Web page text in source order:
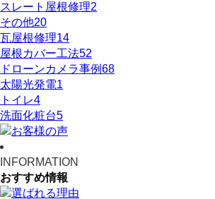
スレート屋根修理2
その他20
瓦屋根修理14
屋根カバー工法52
ドローンカメラ事例68
太陽光発電1
トイレ4
洗面化粧台5
INFORMATION
おすすめ情報